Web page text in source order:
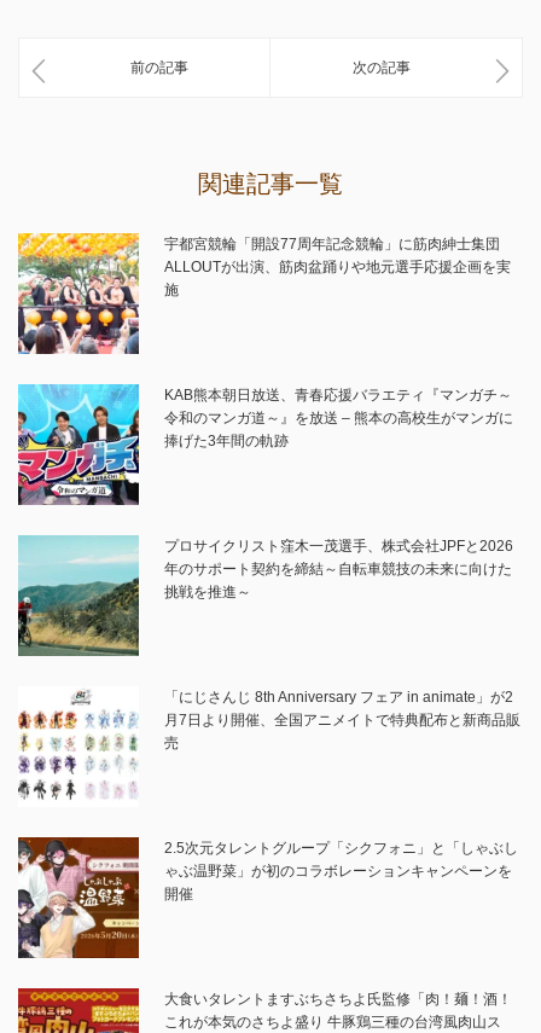
前の記事 次の記事
関連記事一覧
宇都宮競輪「開設77周年記念競輪」に筋肉紳士集団
ALLOUTが出演、筋肉盆踊りや地元選手応援企画を実
施
KAB熊本朝日放送、青春応援バラエティ『マンガチ～
令和のマンガ道～』を放送 – 熊本の高校生がマンガに
捧げた3年間の軌跡
プロサイクリスト窪木一茂選手、株式会社JPFと2026
年のサポート契約を締結～自転車競技の未来に向けた
挑戦を推進～
「にじさんじ 8th Anniversary フェア in animate」が2
月7日より開催、全国アニメイトで特典配布と新商品販
売
2.5次元タレントグループ「シクフォニ」と「しゃぶし
ゃぶ温野菜」が初のコラボレーションキャンペーンを
開催
大食いタレントますぶちさちよ氏監修「肉！麺！酒！
これが本気のさちよ盛り 牛豚鶏三種の台湾風肉山ス